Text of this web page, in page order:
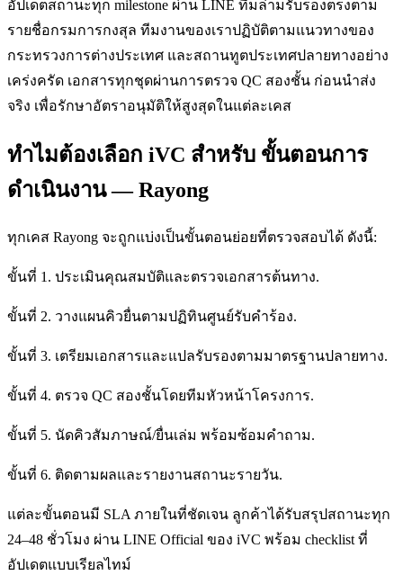
อัปเดตสถานะทุก milestone ผ่าน LINE ทีมล่ามรับรองตรงตาม
รายชื่อกรมการกงสุล ทีมงานของเราปฏิบัติตามแนวทางของ
กระทรวงการต่างประเทศ และสถานทูตประเทศปลายทางอย่าง
เคร่งครัด เอกสารทุกชุดผ่านการตรวจ QC สองชั้น ก่อนนำส่ง
จริง เพื่อรักษาอัตราอนุมัติให้สูงสุดในแต่ละเคส
ทำไมต้องเลือก iVC สำหรับ ขั้นตอนการ
ดำเนินงาน — Rayong
ทุกเคส Rayong จะถูกแบ่งเป็นขั้นตอนย่อยที่ตรวจสอบได้ ดังนี้:
ขั้นที่ 1. ประเมินคุณสมบัติและตรวจเอกสารต้นทาง.
ขั้นที่ 2. วางแผนคิวยื่นตามปฏิทินศูนย์รับคำร้อง.
ขั้นที่ 3. เตรียมเอกสารและแปลรับรองตามมาตรฐานปลายทาง.
ขั้นที่ 4. ตรวจ QC สองชั้นโดยทีมหัวหน้าโครงการ.
ขั้นที่ 5. นัดคิวสัมภาษณ์/ยื่นเล่ม พร้อมซ้อมคำถาม.
ขั้นที่ 6. ติดตามผลและรายงานสถานะรายวัน.
แต่ละขั้นตอนมี SLA ภายในที่ชัดเจน ลูกค้าได้รับสรุปสถานะทุก
24–48 ชั่วโมง ผ่าน LINE Official ของ iVC พร้อม checklist ที่
อัปเดตแบบเรียลไทม์